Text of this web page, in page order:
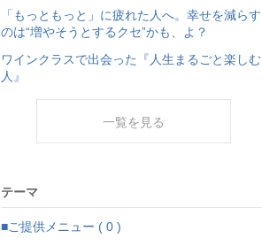
「もっともっと」に疲れた人へ。幸せを減らす
のは“増やそうとするクセ”かも、よ？
ワインクラスで出会った『人生まるごと楽しむ
人』
一覧を見る
テーマ
■ご提供メニュー ( 0 )